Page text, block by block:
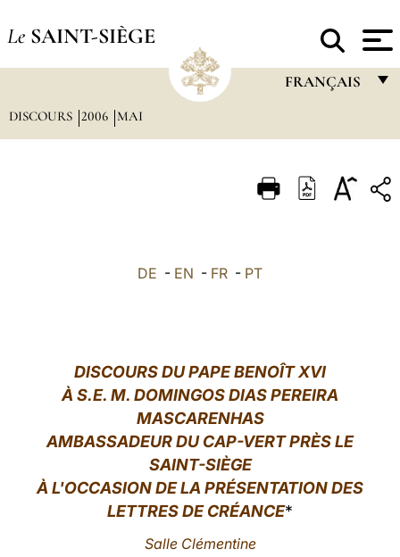
Le SAINT-SIÈGE
FRANÇAIS
ITALIANO
العربيّة
中文
LATINE
DISCOURS 2006 MAI
DE - EN - FR - PT
DISCOURS DU PAPE BENOÎT XVI
À S.E. M. DOMINGOS DIAS PEREIRA
MASCARENHAS
AMBASSADEUR DU CAP-VERT PRÈS LE
SAINT-SIÈGE
À L'OCCASION DE LA PRÉSENTATION DES
LETTRES DE CRÉANCE*
Salle Clémentine